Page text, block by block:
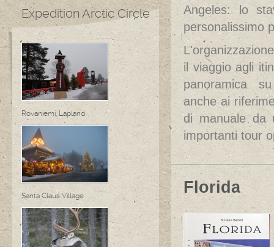
Angeles: lo
personalissimo
il viaggio agli
panoramica
anche ai
di manuale da
importanti tour
Florida
Expedition Arctic Circle
Rovaniemi, Lapland
Santa Claus Village